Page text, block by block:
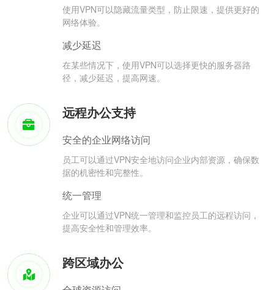
使用VPN可以隐藏流量类型，防止限速，提供更好的
网络体验。
减少延迟
在某些情况下，使用VPN可以选择更快的服务器路
径，减少延迟，提高网速。
远程办公支持
安全的企业网络访问
员工可以通过VPN安全地访问企业内部资源，确保数
据的机密性和完整性。
统一管理
企业可以通过VPN统一管理和监控员工的远程访问，
提高安全性和管理效率。
跨区域办公